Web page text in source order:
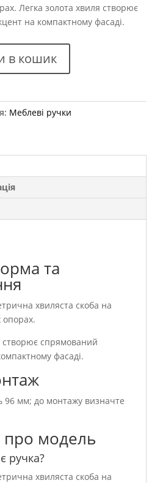
Легка золота хвиля створює
на компактному фасаді.
в кошик
Меблеві ручки
та
хвиляста скоба на
опорах.
створює спрямований
фасаді.
96 мм; до монтажу визначте
про модель
ручка?
хвиляста скоба на